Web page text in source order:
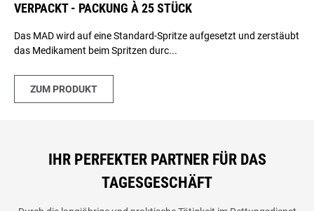
VERPACKT - PACKUNG À 25 STÜCK
Das MAD wird auf eine Standard-Spritze aufgesetzt und zerstäubt
das Medikament beim Spritzen durc...
ZUM PRODUKT
IHR PERFEKTER PARTNER FÜR DAS
TAGESGESCHÄFT